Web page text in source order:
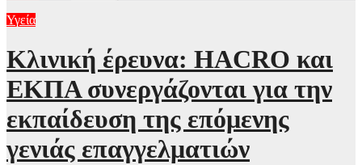
Υγεία
Κλινική έρευνα: HACRO και
ΕΚΠΑ συνεργάζονται για την
εκπαίδευση της επόμενης
γενιάς επαγγελματιών